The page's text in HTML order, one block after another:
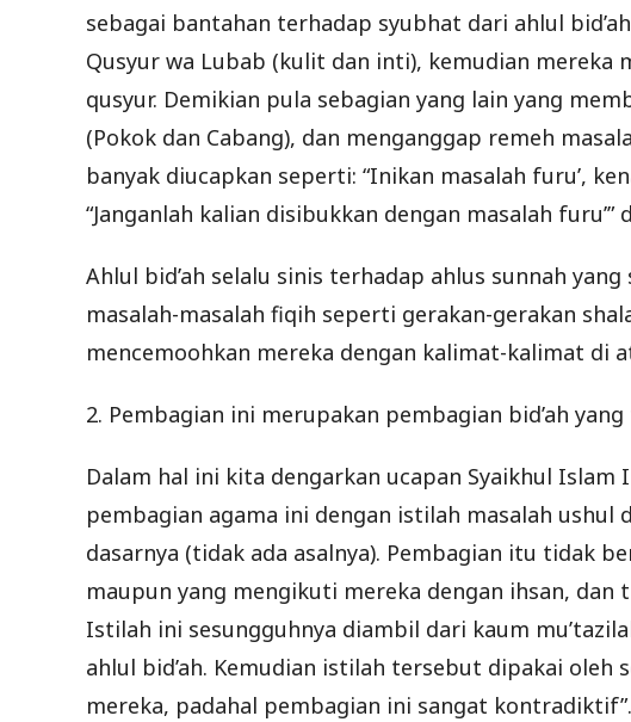
sebagai bantahan terhadap syubhat dari ahlul
Qusyur wa Lubab (kulit dan inti), kemudian mereka
qusyur. Demikian pula sebagian yang lain yang
(Pokok dan Cabang), dan menganggap remeh
banyak diucapkan seperti: “Inikan masalah furu’,
“Janganlah kalian disibukkan dengan masalah furu’”
Ahlul bid’ah selalu sinis terhadap ahlus sunnah
masalah-masalah fiqih seperti gerakan-gerakan
mencemoohkan mereka dengan kalimat-kalimat di
2. Pembagian ini merupakan pembagian bid’ah
Dalam hal ini kita dengarkan ucapan Syaikhul Islam
pembagian agama ini dengan istilah masalah ushul
dasarnya (tidak ada asalnya). Pembagian itu tidak
maupun yang mengikuti mereka dengan ihsan,
Istilah ini sesungguhnya diambil dari kaum
ahlul bid’ah. Kemudian istilah tersebut dipakai
mereka, padahal pembagian ini sangat